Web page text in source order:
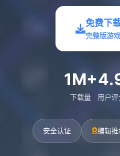
免费下
完整版游
1M+
下载量 用户评
安全认证 编辑推